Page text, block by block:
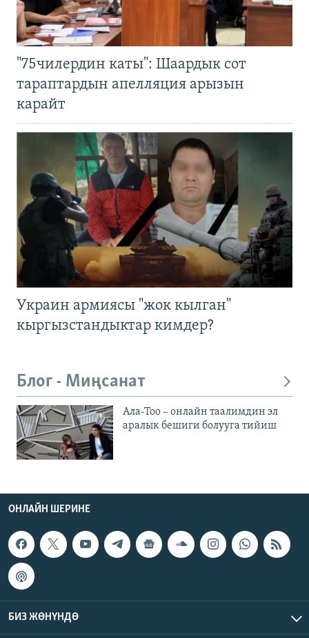
"75чилердин каты": Шаардык сот
тараптардын апелляция арызын
карайт
Украин армиясы "жок кылган"
кыргызстандыктар кимдер?
Блог - Миңсанат
Ала-Тоо – онлайн таалимдин эл
аралык бешиги болууга тийиш
ОНЛАЙН ШЕРИНЕ
БИЗ ЖӨНҮНДӨ